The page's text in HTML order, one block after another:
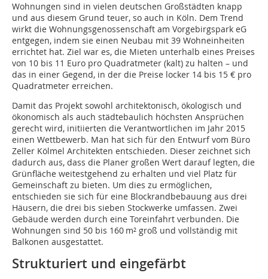
Wohnungen sind in vielen deutschen Großstädten knapp
und aus diesem Grund teuer, so auch in Köln. Dem Trend
wirkt die Wohnungsgenossenschaft am Vorgebirgspark eG
entgegen, indem sie einen Neubau mit 39 Wohneinheiten
errichtet hat. Ziel war es, die Mieten unterhalb eines Preises
von 10 bis 11 Euro pro Quadratmeter (kalt) zu halten – und
das in einer Gegend, in der die Preise locker 14 bis 15 € pro
Quadratmeter erreichen.
Damit das Projekt sowohl architektonisch, ökologisch und
ökonomisch als auch städtebaulich höchsten Ansprüchen
gerecht wird, initiierten die Verantwortlichen im Jahr 2015
einen Wettbewerb. Man hat sich für den Entwurf vom Büro
Zeller Kölmel Architekten entschieden. Dieser zeichnet sich
dadurch aus, dass die Planer großen Wert darauf legten, die
Grünfläche weitestgehend zu erhalten und viel Platz für
Gemeinschaft zu bieten. Um dies zu ermöglichen,
entschieden sie sich für eine Blockrandbebauung aus drei
Häusern, die drei bis sieben Stockwerke umfassen. Zwei
Gebäude werden durch eine Toreinfahrt verbunden. Die
Wohnungen sind 50 bis 160 m² groß und vollständig mit
Balkonen ausgestattet.
Strukturiert und eingefärbt